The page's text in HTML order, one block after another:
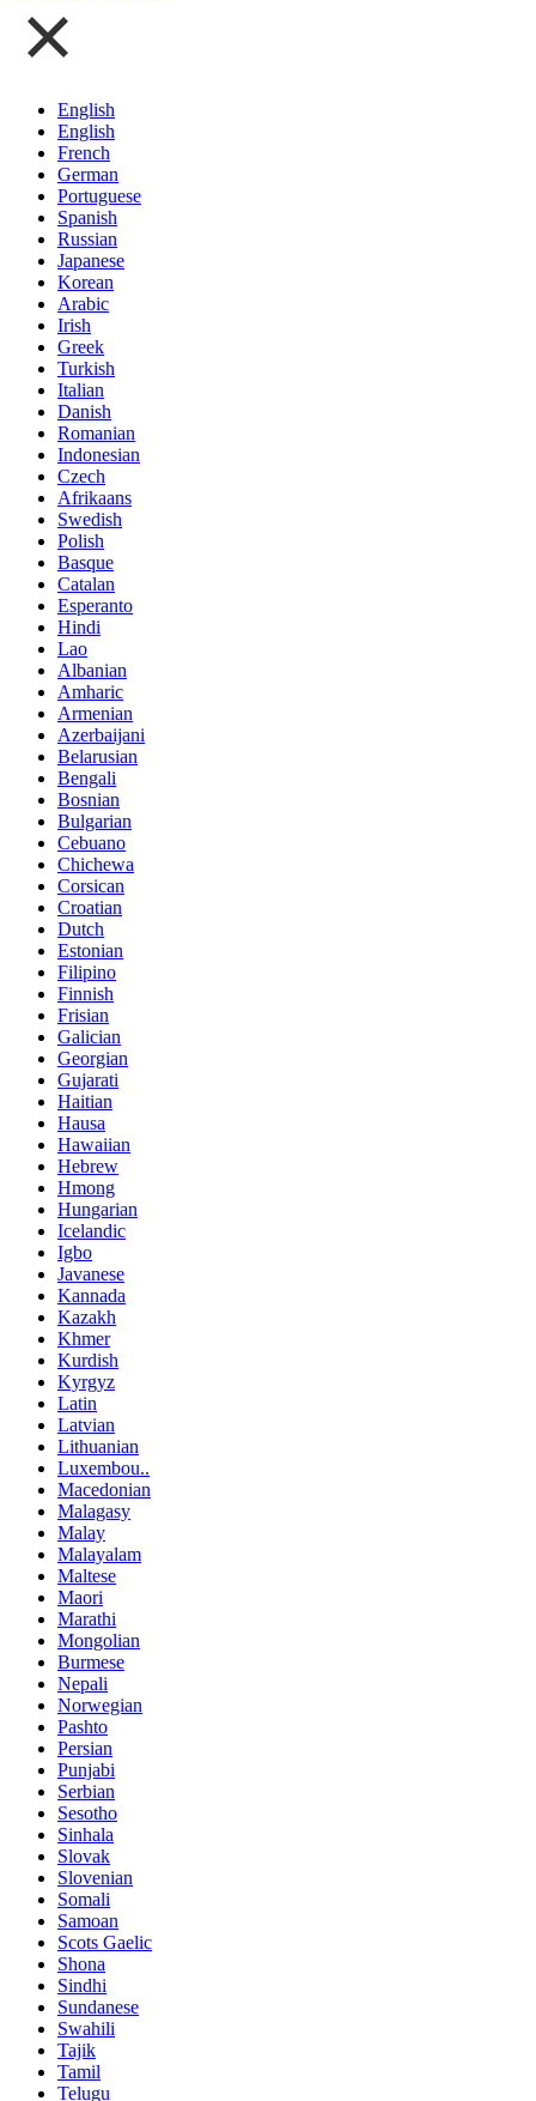
English
English
French
German
Portuguese
Spanish
Russian
Japanese
Korean
Arabic
Irish
Greek
Turkish
Italian
Danish
Romanian
Indonesian
Czech
Afrikaans
Swedish
Polish
Basque
Catalan
Esperanto
Hindi
Lao
Albanian
Amharic
Armenian
Azerbaijani
Belarusian
Bengali
Bosnian
Bulgarian
Cebuano
Chichewa
Corsican
Croatian
Dutch
Estonian
Filipino
Finnish
Frisian
Galician
Georgian
Gujarati
Haitian
Hausa
Hawaiian
Hebrew
Hmong
Hungarian
Icelandic
Igbo
Javanese
Kannada
Kazakh
Khmer
Kurdish
Kyrgyz
Latin
Latvian
Lithuanian
Luxembou..
Macedonian
Malagasy
Malay
Malayalam
Maltese
Maori
Marathi
Mongolian
Burmese
Nepali
Norwegian
Pashto
Persian
Punjabi
Serbian
Sesotho
Sinhala
Slovak
Slovenian
Somali
Samoan
Scots Gaelic
Shona
Sindhi
Sundanese
Swahili
Tajik
Tamil
Telugu